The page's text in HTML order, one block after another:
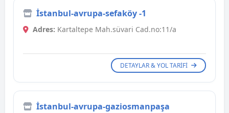
İstanbul-avrupa-sefaköy -1
Adres: Kartaltepe Mah.süvari Cad.no:11/a
DETAYLAR & YOL TARIFI
İstanbul-avrupa-gaziosmanpaşa